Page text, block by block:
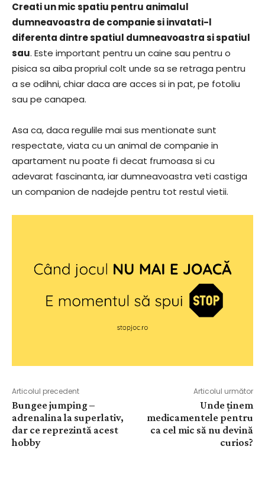
Creati un mic spatiu pentru animalul
dumneavoastra de companie si invatati-l
diferenta dintre spatiul dumneavoastra si spatiul
sau. Este important pentru un caine sau pentru o
pisica sa aiba propriul colt unde sa se retraga pentru
a se odihni, chiar daca are acces si in pat, pe fotoliu
sau pe canapea.
Asa ca, daca regulile mai sus mentionate sunt
respectate, viata cu un animal de companie in
apartament nu poate fi decat frumoasa si cu
adevarat fascinanta, iar dumneavoastra veti castiga
un companion de nadejde pentru tot restul vietii.
Articolul precedent
Bungee jumping –
adrenalina la superlativ,
dar ce reprezintă acest
hobby
Articolul următor
Unde ținem
medicamentele pentru
ca cel mic să nu devină
curios?